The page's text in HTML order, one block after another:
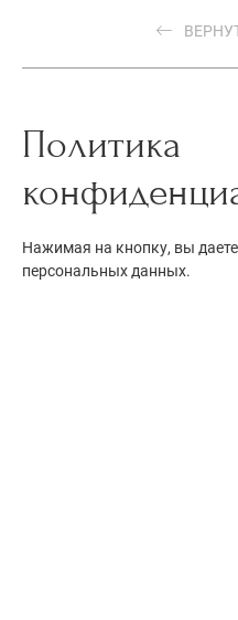
Политика
Нажимая на кнопку, вы
персональных данных.